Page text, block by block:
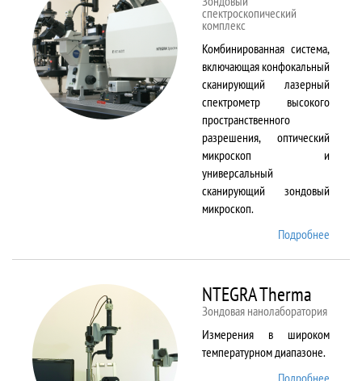
спектроскопический
комплекс
Комбинированная система,
включающая конфокальный
сканирующий лазерный
спектрометр высокого
пространственного
разрешения, оптический
микроскоп и
универсальный
сканирующий зондовый
микроскоп.
Подробнее
NTEGRA Therma
Зондовая нанолаборатория
Измерения в широком
температурном диапазоне.
Подробнее